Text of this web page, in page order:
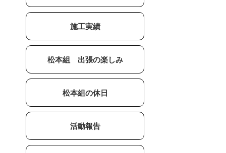
施工実績
松本組 出張の楽しみ
松本組の休日
活動報告